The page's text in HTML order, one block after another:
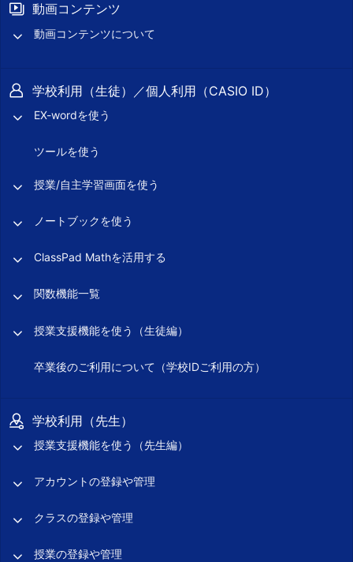
動画コンテンツ
動画コンテンツについて
学校利用（生徒）／個人利用（CASIO ID）
EX-wordを使う
ツールを使う
授業/自主学習画面を使う
ノートブックを使う
ClassPad Mathを活用する
関数機能一覧
授業支援機能を使う（生徒編）
卒業後のご利用について（学校IDご利用の方）
学校利用（先生）
授業支援機能を使う（先生編）
アカウントの登録や管理
クラスの登録や管理
授業の登録や管理